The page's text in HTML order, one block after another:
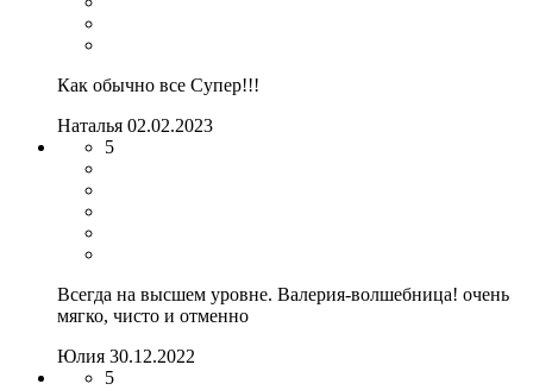
Как обычно все Супер!!!
Наталья 02.02.2023
5
Всегда на высшем уровне. Валерия-волшебница! очень
мягко, чисто и отменно
Юлия 30.12.2022
5